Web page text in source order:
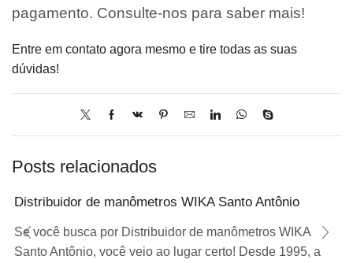
pagamento. Consulte-nos para saber mais!
Entre em contato agora mesmo e tire todas as suas
dúvidas!
Posts relacionados
Distribuidor de manômetros WIKA Santo Antônio
Se você busca por Distribuidor de manômetros WIKA
Santo Antônio, você veio ao lugar certo! Desde 1995, a